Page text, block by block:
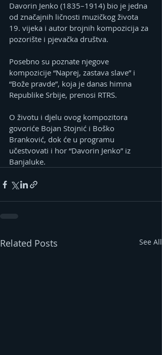
Davorin Јenko (1835–1914) bio je jedna
od značajnih ličnosti muzičkog života
19. vijeka i autor brojnih kompozicija za
pozorište i pjevačka društva.
Posebno su poznate njegove
kompozicije “Naprej, zastava slave” i
“Bože pravde”, koja je danas himna
Republike Srbije, prenosi RTRS.
O životu i djelu ovog kompozitora
govoriće Bojan Stojnić i Boško
Branković, dok će u programu
učestvovati i hor “Davorin Јenko” iz
Banjaluke.
Related Posts See All